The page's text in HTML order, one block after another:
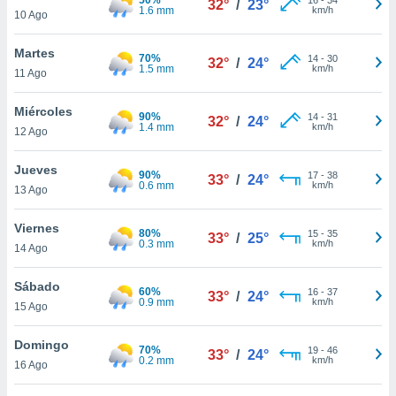
más
nuestra
y
de
disponible
cookies
aceptar
10 Ago
1.6 mm
32° / 23°
km/h
Martes
11 Ago
70%
1.5 mm
32° / 24° 14- 30
km/h
Miércoles
12 Ago
90%
1.4 mm
32° / 24° 14- 31
km/h
Jueves
13 Ago
90%
0.6 mm
33° / 24° 17- 38
km/h
Viernes
14 Ago
80%
0.3 mm
33° / 25° 15- 35
km/h
Sábado
15 Ago
60%
0.9 mm
33° / 24° 16- 37
km/h
Domingo
16 Ago
70%
0.2 mm
33° / 24° 19- 46
km/h